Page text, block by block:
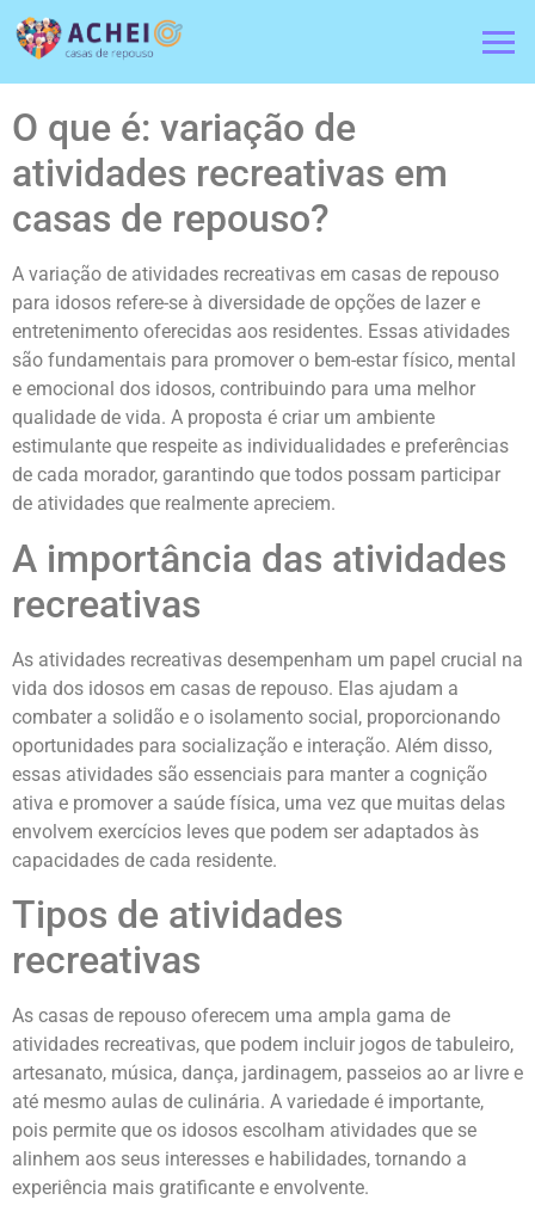
O que é: variação de
atividades recreativas em
casas de repouso?
A variação de atividades recreativas em casas de repouso
para idosos refere-se à diversidade de opções de lazer e
entretenimento oferecidas aos residentes. Essas atividades
são fundamentais para promover o bem-estar físico, mental
e emocional dos idosos, contribuindo para uma melhor
qualidade de vida. A proposta é criar um ambiente
estimulante que respeite as individualidades e preferências
de cada morador, garantindo que todos possam participar
de atividades que realmente apreciem.
A importância das atividades
recreativas
As atividades recreativas desempenham um papel crucial na
vida dos idosos em casas de repouso. Elas ajudam a
combater a solidão e o isolamento social, proporcionando
oportunidades para socialização e interação. Além disso,
essas atividades são essenciais para manter a cognição
ativa e promover a saúde física, uma vez que muitas delas
envolvem exercícios leves que podem ser adaptados às
capacidades de cada residente.
Tipos de atividades
recreativas
As casas de repouso oferecem uma ampla gama de
atividades recreativas, que podem incluir jogos de tabuleiro,
artesanato, música, dança, jardinagem, passeios ao ar livre e
até mesmo aulas de culinária. A variedade é importante,
pois permite que os idosos escolham atividades que se
alinhem aos seus interesses e habilidades, tornando a
experiência mais gratificante e envolvente.